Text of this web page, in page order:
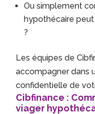
Ou simplement
hypothécaire
?
Les équipes de
accompagner dans
confidentielle de
Cibfinance :
viager